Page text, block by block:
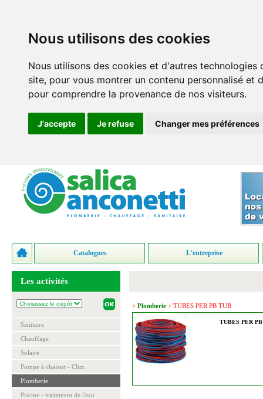
Nous utilisons des cookies
Nous utilisons des cookies et d'autres
site, pour vous montrer un contenu personnalisé
pour comprendre la provenance de nos visiteurs.
J'accepte Je refuse Changer mes préférences
Catalogues L'entreprise
Les activités
Sanitaire
Chauffage
Solaire
Pompe à chaleur - Clim
Plomberie
Piscine - traitement de l'eau
> Plomberie > TUBES PER PB TUB
TUBES PER